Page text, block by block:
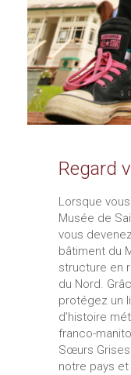
Regard
Lorsque
Musée de
vous
bâtiment du
structure en
du Nord.
protégez un
d’histoire
franco-
Sœurs
notre pays et